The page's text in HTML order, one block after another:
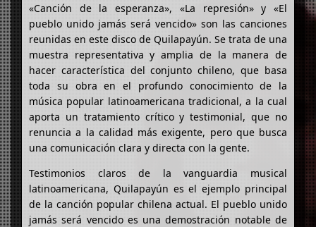
«Canción de la esperanza», «La represión» y «El
pueblo unido jamás será vencido» son las canciones
reunidas en este disco de Quilapayún. Se trata de una
muestra representativa y amplia de la manera de
hacer característica del conjunto chileno, que basa
toda su obra en el profundo conocimiento de la
música popular latinoamericana tradicional, a la cual
aporta un tratamiento crítico y testimonial, que no
renuncia a la calidad más exigente, pero que busca
una comunicación clara y directa con la gente.
Testimonios claros de la vanguardia musical
latinoamericana, Quilapayún es el ejemplo principal
de la canción popular chilena actual. El pueblo unido
jamás será vencido es una demostración notable de